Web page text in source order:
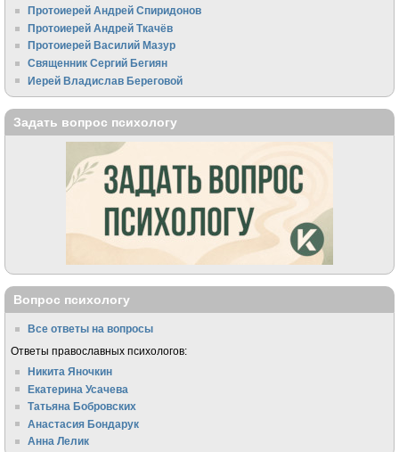
Протоиерей Андрей Спиридонов
Протоиерей Андрей Ткачёв
Протоиерей Василий Мазур
Священник Сергий Бегиян
Иерей Владислав Береговой
Задать вопрос психологу
Вопрос психологу
Все ответы на вопросы
Ответы православных психологов:
Никита Яночкин
Екатерина Усачева
Татьяна Бобровских
Анастасия Бондарук
Анна Лелик